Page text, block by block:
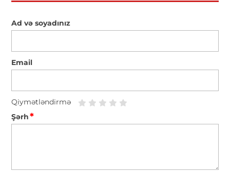
Ad və soyadınız
Email
Qiymətləndirmə
Şərh*